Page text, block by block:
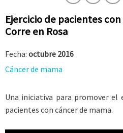
Ejercicio de pacientes
Corre en Rosa
Fecha: octubre 2016
Cáncer de mama
Una iniciativa para promover el
pacientes con cáncer de mama.